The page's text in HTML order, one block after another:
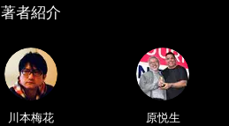
著者紹介
川本梅花 原悦生